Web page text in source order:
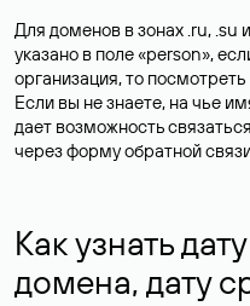
Для доменов в зонах .ru,
указано в поле «person»,
организация, то
Если вы не знаете, на чье
дает возможность
через форму обратной
Как узнать
домена, дату